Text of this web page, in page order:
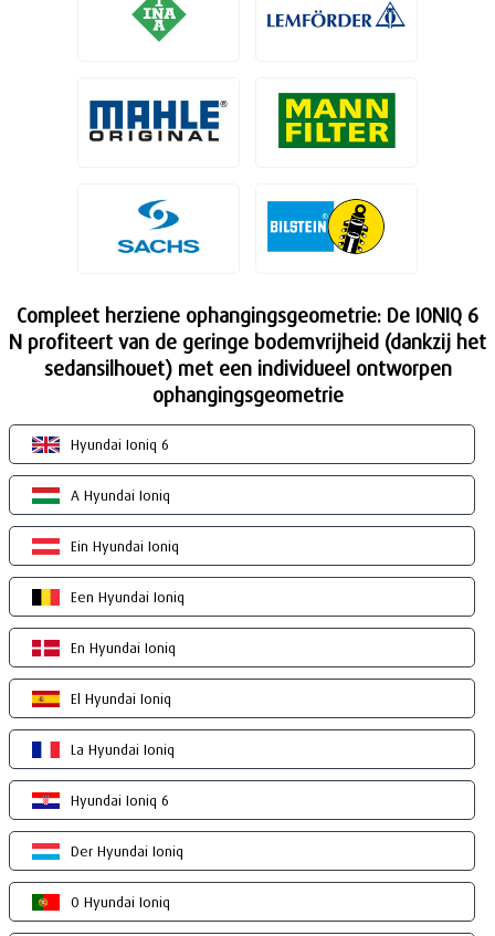
Compleet herziene ophangingsgeometrie: De IONIQ 6
N profiteert van de geringe bodemvrijheid (dankzij het
sedansilhouet) met een individueel ontworpen
ophangingsgeometrie
Hyundai Ioniq 6
A Hyundai Ioniq
Ein Hyundai Ioniq
Een Hyundai Ioniq
En Hyundai Ioniq
El Hyundai Ioniq
La Hyundai Ioniq
Hyundai Ioniq 6
Der Hyundai Ioniq
O Hyundai Ioniq